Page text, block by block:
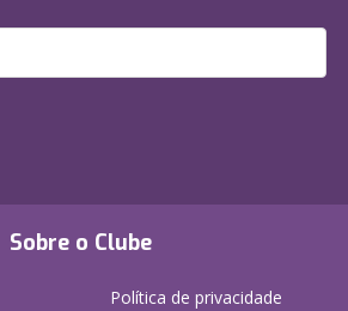
Sobre o Clube
Política de privacidade